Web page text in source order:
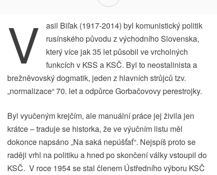
V
asil Biľak (1917-2014) byl komunistický politik
rusínského původu z východního Slovenska,
který více jak 35 let působil ve vrcholných
funkcích v KSS a KSČ. Byl to neostalinista a
brežněvovský dogmatik, jeden z hlavních strůjců tzv.
„normalizace“ 70. let a odpůrce Gorbačovovy perestrojky.
Byl vyučeným krejčím, ale manuální práce jej živila jen
krátce – traduje se historka, že ve výučním listu měl
dokonce napsáno „Na saká nepúšťať“. Nejspíš proto se
raději vrhl na politiku a hned po skončení války vstoupil do
KSČ. V roce 1954 se stal členem Ústředního výboru KSČ